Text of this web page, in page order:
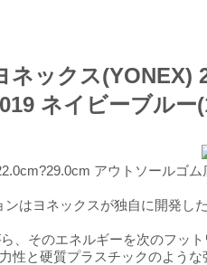
ックス(YONEX)
ネイビーブル
アウトソールゴ
はヨネックスが独自に開発し
、そのエネルギーを次のフット
性と硬質プラスチックのよう